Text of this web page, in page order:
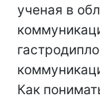
ученая в
Как